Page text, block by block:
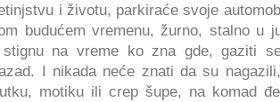
i životu, parkiraće svoje
budućem vremenu, žurno, stalno u
na vreme ko zna gde, gaziti
I nikada neće znati da su
motiku ili crep šupe, na komad